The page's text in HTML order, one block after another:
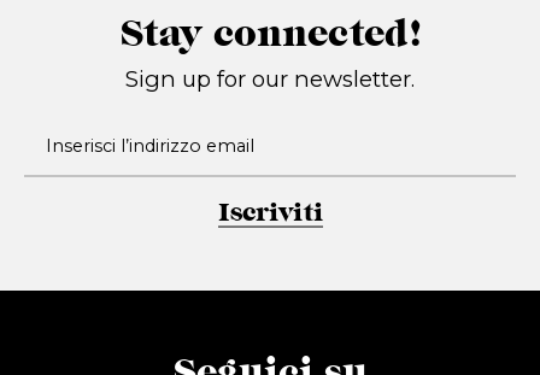
Stay connected!
Sign up for our newsletter.
Iscriviti